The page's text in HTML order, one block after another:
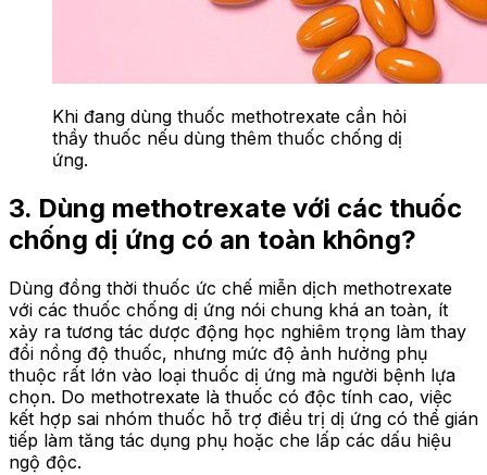
Khi đang dùng thuốc methotrexate cần hỏi
thầy thuốc nếu dùng thêm thuốc chống dị
ứng.
3. Dùng methotrexate với các thuốc
chống dị ứng có an toàn không?
Dùng đồng thời thuốc ức chế miễn dịch methotrexate
với các thuốc chống dị ứng nói chung khá an toàn, ít
xảy ra tương tác dược động học nghiêm trọng làm thay
đổi nồng độ thuốc, nhưng mức độ ảnh hưởng phụ
thuộc rất lớn vào loại thuốc dị ứng mà người bệnh lựa
chọn. Do methotrexate là thuốc có độc tính cao, việc
kết hợp sai nhóm thuốc hỗ trợ điều trị dị ứng có thể gián
tiếp làm tăng tác dụng phụ hoặc che lấp các dấu hiệu
ngộ độc.